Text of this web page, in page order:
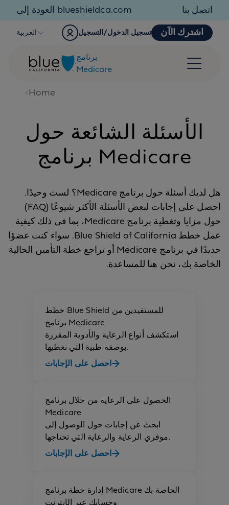
Skip to contentالعودة إلى blueshieldca.com اتصل بنا
العربية تسجيل الدخول/التسجيل اشترك الآن
برنامج
Medicare
Home
الأسئلة الشائعة حول
برنامج Medicare
هل لديك أسئلة حول برنامج Medicare؟ لست وحيدًا.
احصل على إجابات لبعض الأسئلة الأكثر شيوعًا (FAQ)
حول مزايا وتغطية برنامج Medicare، بما في ذلك كيفية
عمل خطط Blue Shield of California. سواء كنت عضوًا
جديدًا في برنامج Medicare أو تراجع خطة التأمين الحالية
الخاصة بك، نحن هنا للمساعدة.
خطط Blue Shield للمستفيدين من
برنامج Medicare
استكشف أنواع الرعاية والأدوية المقررة
بوصفة طبية التي نغطيها.
احصل على الإجابات
الحصول على الرعاية من خلال برنامج
Medicare
ابحث عن إجابات حول الوصول إلى
موفري الرعاية والرعاية التي تحتاجها.
احصل على الإجابات
إدارة خطة برنامج Medicare الخاصة بك
وحسابك عبر الإنترنت